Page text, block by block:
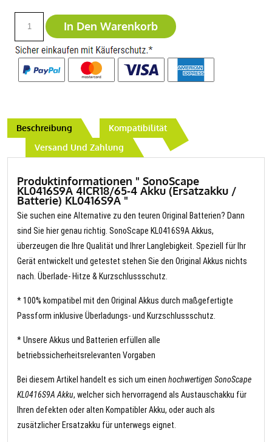
In Den Warenkorb
Beschreibung
Kompatibilität
Versand Und Zahlung
Produktinformationen " SonoScape
KL0416S9A 4ICR18/65-4 Akku (Ersatzakku /
Batterie) KL0416S9A "
Sie suchen eine Alternative zu den teuren Original Batterien? Dann
sind Sie hier genau richtig. SonoScape KL0416S9A Akkus,
überzeugen die Ihre Qualität und Ihrer Langlebigkeit. Speziell für Ihr
Gerät entwickelt und getestet stehen Sie den Original Akkus nichts
nach. Überlade- Hitze & Kurzschlussschutz.
* 100% kompatibel mit den Original Akkus durch maßgefertigte
Passform inklusive Überladungs- und Kurzschlussschutz.
* Unsere Akkus und Batterien erfüllen alle
betriebssicherheitsrelevanten Vorgaben
Bei diesem Artikel handelt es sich um einen hochwertigen SonoScape
KL0416S9A Akku, welcher sich hervorragend als Austauschakku für
Ihren defekten oder alten Kompatibler Akku, oder auch als
zusätzlicher Ersatzakku für unterwegs eignet.